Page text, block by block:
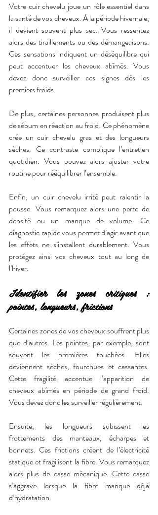
Votre cuir chevelu joue un rôle essentiel dans
la santé de vos cheveux. À la période hivernale,
il devient souvent plus sec. Vous ressentez
alors des tiraillements ou des démangeaisons.
Ces sensations indiquent un déséquilibre qui
peut accentuer les cheveux abîmés. Vous
devez donc surveiller ces signes dès les
premiers froids.
De plus, certaines personnes produisent plus
de sébum en réaction au froid. Ce phénomène
crée un cuir chevelu gras et des longueurs
sèches. Ce contraste complique l’entretien
quotidien. Vous pouvez alors ajuster votre
routine pour rééquilibrer l’ensemble.
Enfin, un cuir chevelu irrité peut ralentir la
pousse. Vous remarquez alors une perte de
densité ou un manque de volume. Ce
diagnostic rapide vous permet d’agir avant que
les effets ne s’installent durablement. Vous
protégez ainsi vos cheveux tout au long de
l’hiver.
Identifier les zones critiques :
pointes, longueurs, frictions
Certaines zones de vos cheveux souffrent plus
que d’autres. Les pointes, par exemple, sont
souvent les premières touchées. Elles
deviennent sèches, fourchues et cassantes.
Cette fragilité accentue l’apparition de
cheveux abîmés en période de grand froid.
Vous devez donc les surveiller régulièrement.
Ensuite, les longueurs subissent les
frottements des manteaux, écharpes et
bonnets. Ces frictions créent de l’électricité
statique et fragilisent la fibre. Vous remarquez
alors plus de casse mécanique. Cette casse
s’aggrave lorsque la fibre manque déjà
d’hydratation.